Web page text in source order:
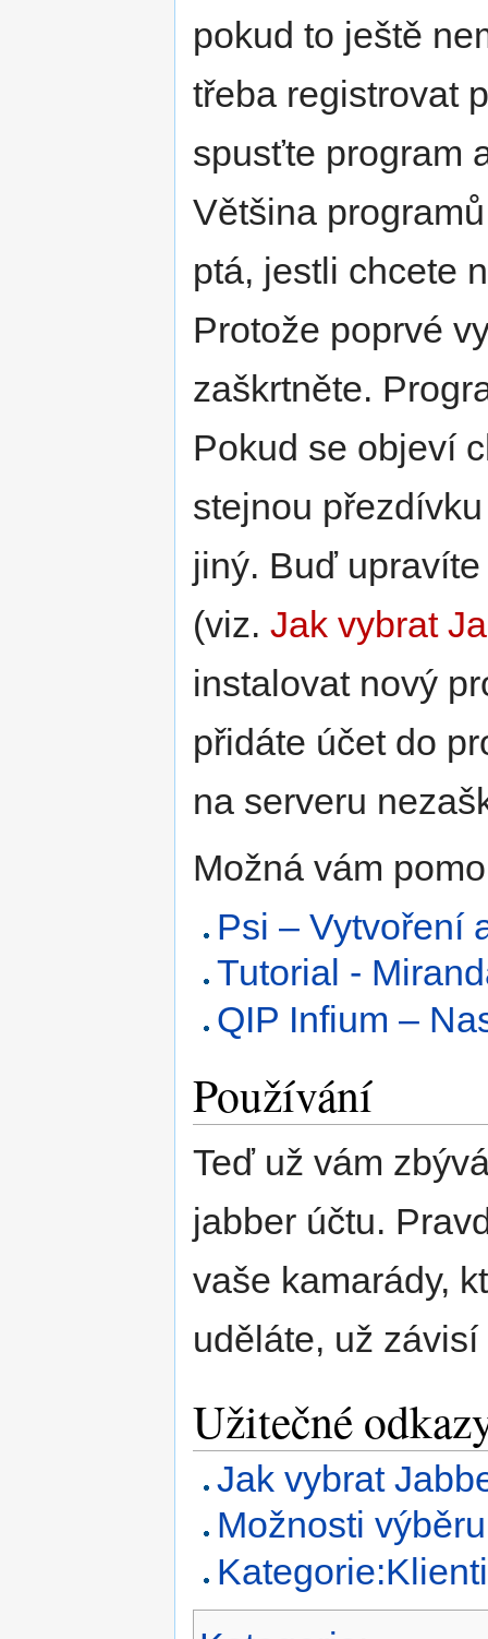
pokud to ještě
třeba registrovat
spusťte program
Většina
ptá, jestli chcete
Protože poprvé
zaškrtněte.
Pokud se objeví
stejnou
jiný. Buď
(viz. Jak vybrat
instalovat nový
přidáte účet do
na serveru
Možná vám
Psi – Vytvoření
Tutorial -
QIP Infium –
Používání
Teď už vám
jabber účtu.
vaše kamarády,
uděláte, už
Užitečné
Jak vybrat
Možnosti výběru
Kategorie:Klienti